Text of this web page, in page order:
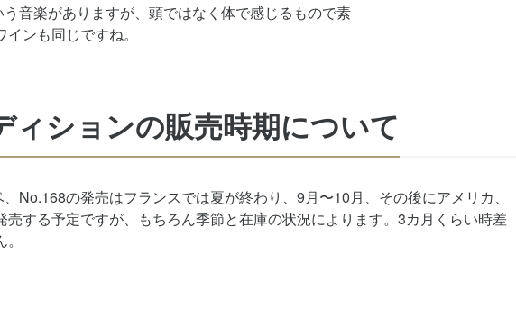
音楽がありますが、頭ではなく体で感じるもので素
ンも同じですね。
ィションの販売時期について
No.168の発売はフランスでは夏が終わり、9月〜10月、その後にアメリカ、
売する予定ですが、もちろん季節と在庫の状況によります。3カ月くらい時差